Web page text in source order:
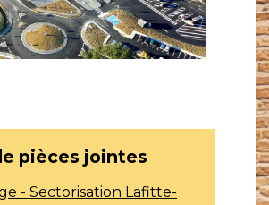
pièces jointes
- Sectorisation Lafitte-